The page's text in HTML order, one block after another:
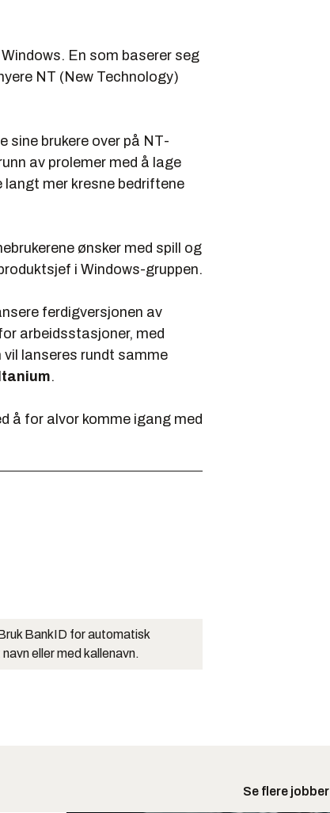
En som baserer seg
NT (New Technology)
brukere over på NT-
av prolemer med å lage
langt mer kresne bedriftene
ønsker med spill og
i Windows-gruppen.
ferdigversjonen av
arbeidsstasjoner, med
lanseres rundt samme
Itanium.
å for alvor komme igang med
BankID for automatisk
eller med kallenavn.
Se flere jobber